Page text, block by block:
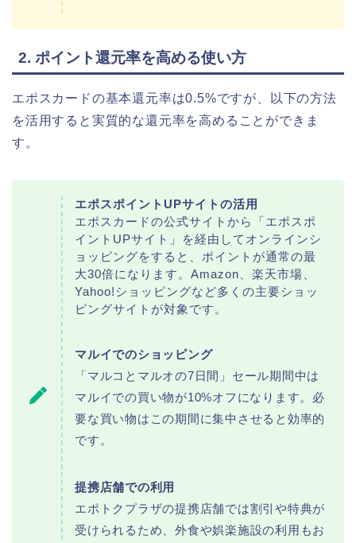
2. ポイント還元率を高める使い方
エポスカードの基本還元率は0.5%ですが、以下の方法
を活用すると実質的な還元率を高めることができま
す。
エポスポイントUPサイトの活用
エポスカードの公式サイトから「エポスポ
イントUPサイト」を経由してオンラインシ
ョッピングをすると、ポイントが通常の最
大30倍になります。Amazon、楽天市場、
Yahoo!ショッピングなど多くの主要ショッ
ピングサイトが対象です。
マルイでのショッピング
「マルコとマルオの7日間」セール期間中は
マルイでの買い物が10%オフになります。必
要な買い物はこの期間に集中させると効率的
です。
提携店舗での利用
エポトクプラザの提携店舗では割引や特典が
受けられるため、外食や娯楽施設の利用もお